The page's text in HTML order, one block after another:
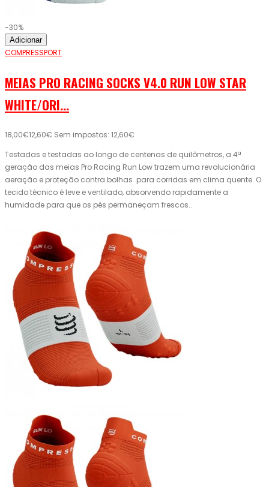
-30%
Adicionar
COMPRESSPORT
MEIAS PRO RACING SOCKS V4.0 RUN LOW STAR
WHITE/ORI...
18,00€12,60€ Sem impostos: 12,60€
Testadas e testadas ao longo de centenas de quilômetros, a 4ª
geração das meias Pro Racing Run Low trazem uma revolucionária
aeração e proteção contra bolhas para corridas em clima quente. O
tecido técnico é leve e ventilado, absorvendo rapidamente a
humidade para que os pés permaneçam frescos..